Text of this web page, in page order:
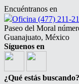
Encuéntranos en
Oficina (477) 211-
Paseo del Moral
Guanajuato, México
Síguenos en
¿Qué estás buscando?